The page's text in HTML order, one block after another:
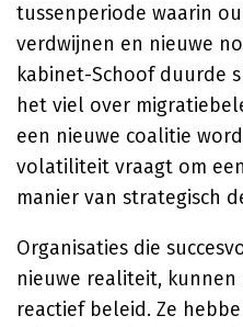
tussenperiode waarin
verdwijnen en nieuwe
kabinet-Schoof duurde
het viel over
een nieuwe coalitie
volatiliteit vraagt om
manier van strategisch
Organisaties die
nieuwe realiteit,
reactief beleid. Ze